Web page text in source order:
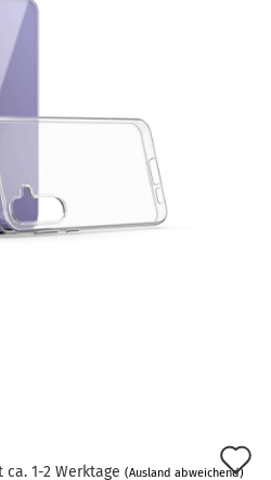
1-2 Werktage (Ausland abweichend)